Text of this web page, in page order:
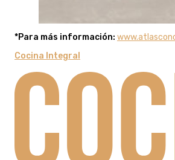
*Para más información:
Cocina Integral